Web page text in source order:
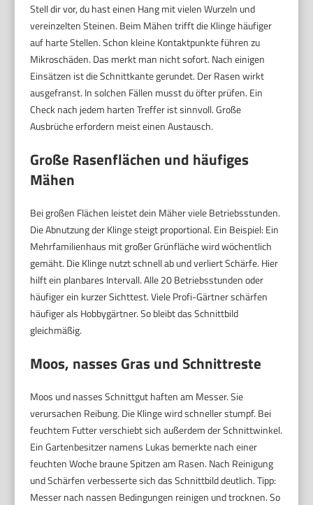
Stell dir vor, du hast einen Hang mit vielen Wurzeln und
vereinzelten Steinen. Beim Mähen trifft die Klinge häufiger
auf harte Stellen. Schon kleine Kontaktpunkte führen zu
Mikroschäden. Das merkt man nicht sofort. Nach einigen
Einsätzen ist die Schnittkante gerundet. Der Rasen wirkt
ausgefranst. In solchen Fällen musst du öfter prüfen. Ein
Check nach jedem harten Treffer ist sinnvoll. Große
Ausbrüche erfordern meist einen Austausch.
Große Rasenflächen und häufiges
Mähen
Bei großen Flächen leistet dein Mäher viele Betriebsstunden.
Die Abnutzung der Klinge steigt proportional. Ein Beispiel: Ein
Mehrfamilienhaus mit großer Grünfläche wird wöchentlich
gemäht. Die Klinge nutzt schnell ab und verliert Schärfe. Hier
hilft ein planbares Intervall. Alle 20 Betriebsstunden oder
häufiger ein kurzer Sichttest. Viele Profi-Gärtner schärfen
häufiger als Hobbygärtner. So bleibt das Schnittbild
gleichmäßig.
Moos, nasses Gras und Schnittreste
Moos und nasses Schnittgut haften am Messer. Sie
verursachen Reibung. Die Klinge wird schneller stumpf. Bei
feuchtem Futter verschiebt sich außerdem der Schnittwinkel.
Ein Gartenbesitzer namens Lukas bemerkte nach einer
feuchten Woche braune Spitzen am Rasen. Nach Reinigung
und Schärfen verbesserte sich das Schnittbild deutlich. Tipp:
Messer nach nassen Bedingungen reinigen und trocknen. So